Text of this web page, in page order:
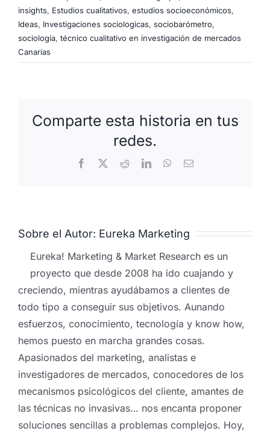
insights, Estudios cualitativos, estudios socioeconómicos,
Ideas, Investigaciones sociologicas, sociobarómetro,
sociología, técnico cualitativo en investigación de mercados
Canarias
Comparte esta historia en tus
redes.
Facebook RedditLinkedInWhatsApp
Correo
Sobre el Autor: Eureka Marketing
Eureka! Marketing & Market Research es un
proyecto que desde 2008 ha ido cuajando y
creciendo, mientras ayudábamos a clientes de
todo tipo a conseguir sus objetivos. Aunando
esfuerzos, conocimiento, tecnología y know how,
hemos puesto en marcha grandes cosas.
Apasionados del marketing, analistas e
investigadores de mercados, conocedores de los
mecanismos psicológicos del cliente, amantes de
las técnicas no invasivas… nos encanta proponer
soluciones sencillas a problemas complejos. Hoy,